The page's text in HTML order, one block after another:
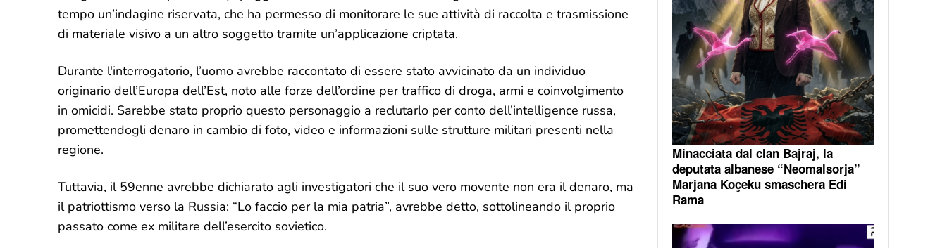
tempo un’indagine riservata, che ha permesso di monitorare le sue attività di raccolta e trasmissione
di materiale visivo a un altro soggetto tramite un’applicazione criptata.
Durante l'interrogatorio, l’uomo avrebbe raccontato di essere stato avvicinato da un individuo
originario dell’Europa dell’Est, noto alle forze dell’ordine per traffico di droga, armi e coinvolgimento
in omicidi. Sarebbe stato proprio questo personaggio a reclutarlo per conto dell’intelligence russa,
promettendogli denaro in cambio di foto, video e informazioni sulle strutture militari presenti nella
regione.
Tuttavia, il 59enne avrebbe dichiarato agli investigatori che il suo vero movente non era il denaro, ma
il patriottismo verso la Russia: “Lo faccio per la mia patria”, avrebbe detto, sottolineando il proprio
passato come ex militare dell’esercito sovietico.
Minacciata dal clan Bajraj, la
deputata albanese “Neomalsorja”
Marjana Koçeku smaschera Edi
Rama